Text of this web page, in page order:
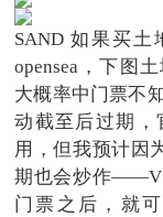
SAND 如果买土
opensea，下图
大概率中门票不
动截至后过期，
用，但我预计因
期也会炒作
门票之后，就